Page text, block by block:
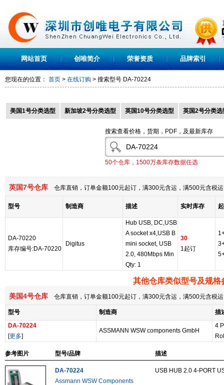
网站首页 创唯简介 荣誉资质 品牌索引
您现在的位置： 首页 > 在线订购 > 搜索型号 DA-70224
美国1号分类选型 新加坡2号分类选型 英国10号分类选型 英国2号分类选
搜索查看价格，货期，PDF，及最新库存
50个仓库，1500万条库存数据任选
英国7号仓库 仓库直销，订单金额100元起订，满300元含运，满500元含税
型号 制造商 描述 实时库存
DA-70220
库存编号:DA-70220
Digitus
Hub USB, DC,USB
A socket x4,USB B
mini socket, USB
2.0, 480Mbps Min
Qty: 1
30
1起订
其他仓库类似型号及规格
美国4号仓库 仓库直销，订单金额100元起订，满300元含运，满500元含税
型号 制造商
描
DA-70224
[更多]
ASSMANN WSW components GmbH
4
参考图片 型号/品牌 描述
DA-70224
Assmann WSW Components
USB HUB 2.0 4-PORT